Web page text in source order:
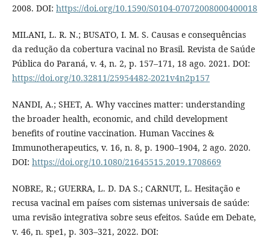
2008. DOI: https://doi.org/10.1590/S0104-07072008000400018
MILANI, L. R. N.; BUSATO, I. M. S. Causas e consequências
da redução da cobertura vacinal no Brasil. Revista de Saúde
Pública do Paraná, v. 4, n. 2, p. 157–171, 18 ago. 2021. DOI:
https://doi.org/10.32811/25954482-2021v4n2p157
NANDI, A.; SHET, A. Why vaccines matter: understanding
the broader health, economic, and child development
benefits of routine vaccination. Human Vaccines &
Immunotherapeutics, v. 16, n. 8, p. 1900–1904, 2 ago. 2020.
DOI: https://doi.org/10.1080/21645515.2019.1708669
NOBRE, R.; GUERRA, L. D. DA S.; CARNUT, L. Hesitação e
recusa vacinal em países com sistemas universais de saúde:
uma revisão integrativa sobre seus efeitos. Saúde em Debate,
v. 46, n. spe1, p. 303–321, 2022. DOI: